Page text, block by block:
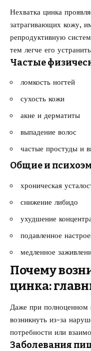
Нехватка цинка
затрагивающих кожу,
репродуктивную
тем легче его
Частые
ломкость ногтей
сухость кожи
акне и дерматиты
выпадение волос
частые простуды и
Общие и
хроническая
снижение либидо
ухудшение
подавленное
медленное
Почему
цинка:
Даже при полноценном
возникнуть из-за
потребности или
Заболевания